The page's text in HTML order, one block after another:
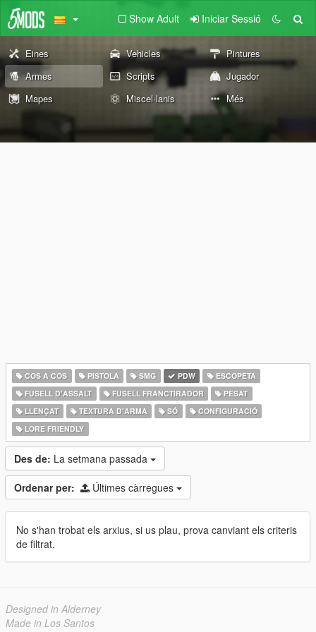
Show Adult Iniciar Sessió
Eines Vehicles
Pintures
Armes
Scripts
Jugador
Mapes
Miscel·lanis Més
COS A COS PISTOLA SMG PDW
ESCOPETA
FUSELL D'ASSALT
FUSELL FRANCTIRADOR
PESAT
LLENÇAT
TEXTURA D'ARMA SÓ
CONFIGURACIÓ
LORE FRIENDLY
Des de: La setmana passada
Ordenar per: Últimes càrregues
No s'han trobat els arxius, si us plau, prova canviant els criteris
de filtrat.
Designed in Alderney
Made in Los Santos